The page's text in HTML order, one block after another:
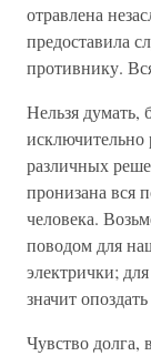
отравлена
предоставила
противнику.
Нельзя думать,
исключительно
различных
пронизана вся
человека.
поводом для
электрички;
значит
Чувство долга,